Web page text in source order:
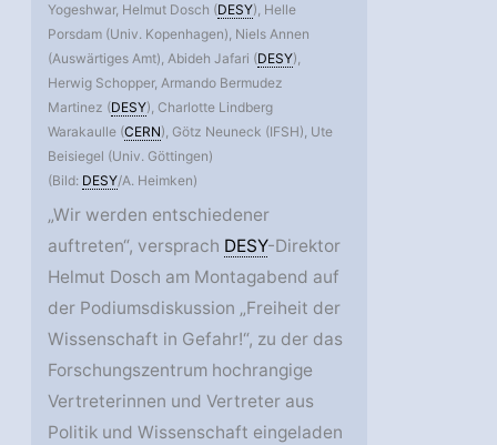
Yogeshwar, Helmut Dosch (DESY), Helle
Porsdam (Univ. Kopenhagen), Niels Annen
(Auswärtiges Amt), Abideh Jafari (DESY),
Herwig Schopper, Armando Bermudez
Martinez (DESY), Charlotte Lindberg
Warakaulle (CERN), Götz Neuneck (IFSH), Ute
Beisiegel (Univ. Göttingen)
(Bild: DESY/A. Heimken)
„Wir werden entschiedener
auftreten“, versprach DESY-Direktor
Helmut Dosch am Montagabend auf
der Podiumsdiskussion „Freiheit der
Wissenschaft in Gefahr!“, zu der das
Forschungszentrum hochrangige
Vertreterinnen und Vertreter aus
Politik und Wissenschaft eingeladen